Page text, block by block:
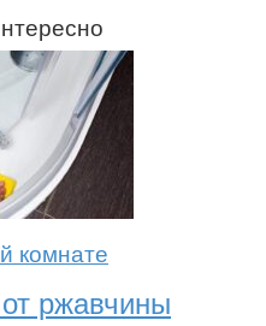
комнате
ржавчины